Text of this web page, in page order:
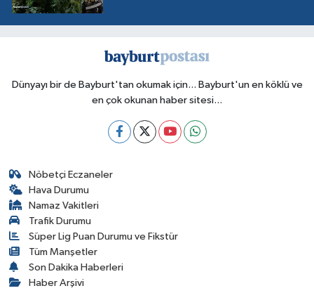
Dünyayı bir de Bayburt'tan okumak için... Bayburt'un en köklü ve
en çok okunan haber sitesi...
Nöbetçi Eczaneler
Hava Durumu
Namaz Vakitleri
Trafik Durumu
Süper Lig Puan Durumu ve Fikstür
Tüm Manşetler
Son Dakika Haberleri
Haber Arşivi